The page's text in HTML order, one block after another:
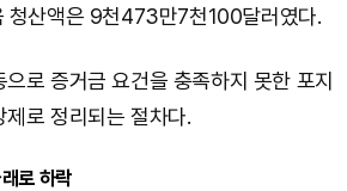
청산액은 9천473만7천100달러였다.
로 증거금 요건을 충족하지 못한 포지
로 정리되는 절차다.
로 하락